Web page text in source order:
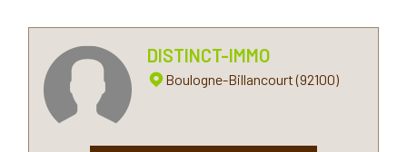
Collège
École maternelle
DISTINCT-IMMO
Boulogne-Billancourt (92100)